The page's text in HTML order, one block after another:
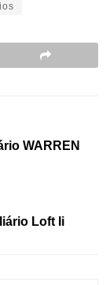
WARREN
Loft Ii